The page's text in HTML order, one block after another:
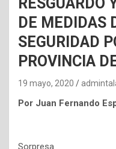
DE MEDIDAS
SEGURIDAD
PROVINCIA
19 mayo, 2020
Por Juan Fernando
Sorpresa